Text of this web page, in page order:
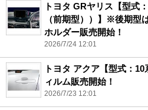
トヨタ GRヤリス【型式
（前期型））】※後期型
ホルダー販売開始！
2026/7/24 12:01
トヨタ アクア【型式：
ィルム販売開始！
2026/7/23 12:01